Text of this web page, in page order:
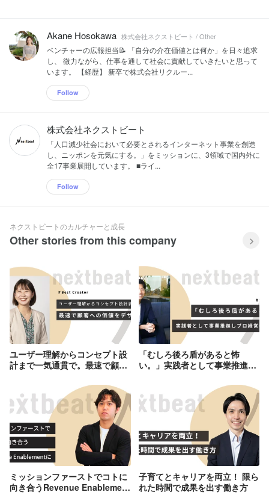
Akane Hosokawa 株式会社ネクストビート / Other
ベンチャーの広報担当📝 「自分の介在価値とは何か」を日々追求
し、 微力ながら、仕事を通して社会に貢献していきたいと思って
います。 【経歴】 新卒で株式会社リクルー...
Follow
株式会社ネクストビート
「人口減少社会において必要とされるインターネット事業を創造
し、ニッポンを元気にする。」をミッションに、3領域で国内外に
全17事業展開しています。 ■ライ...
Follow
ネクストビートのカルチャーと成長
Other stories from this company
ユーザー理解からコンセプト設
計まで一気通貫で。最速で顧客
「むしろ後ろ盾があると怖
い。」実践者として事業推進し
ミッションファーストでコトに
向き合うRevenue Enablement
子育てとキャリアを両立！ 限ら
れた時間で成果を出す働き方